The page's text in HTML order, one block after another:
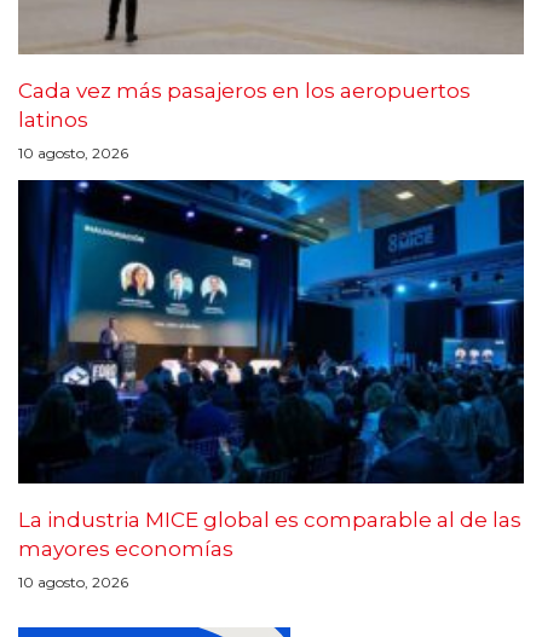
Cada vez más pasajeros en los aeropuertos
latinos
10 agosto, 2026
La industria MICE global es comparable al de las
mayores economías
10 agosto, 2026